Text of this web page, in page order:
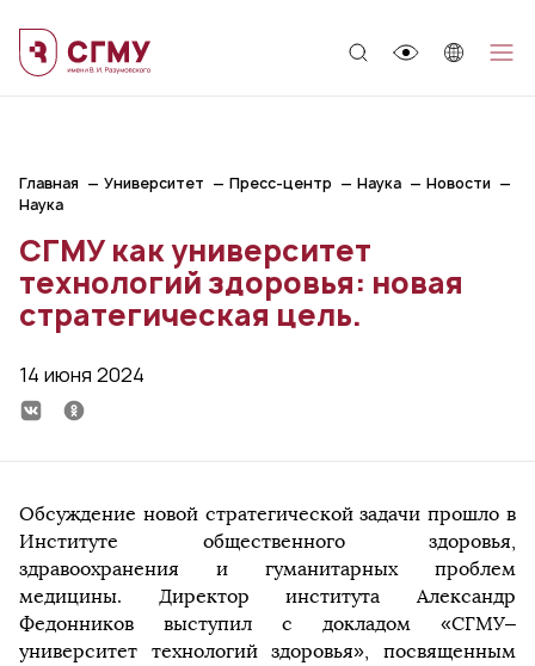
Главная Университет Пресс-центр Наука
Новости
Наука
СГМУ как университет
технологий здоровья: новая
стратегическая цель.
14 июня 2024
Обсуждение новой стратегической задачи прошло в
Институте общественного здоровья,
здравоохранения и гуманитарных проблем
медицины. Директор института Александр
Федонников выступил с докладом «СГМУ–
университет технологий здоровья», посвященным